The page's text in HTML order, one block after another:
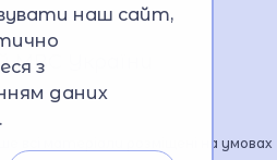
МВС України
всі матеріали розміщені на умовах
наш сайт,
з
даних